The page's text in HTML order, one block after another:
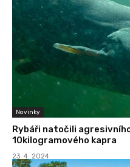
Novinky
Rybáři natočili
10kilogramového kapra
23. 4. 2024